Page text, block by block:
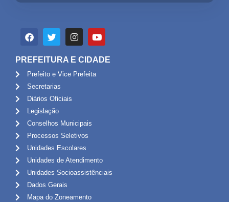
PREFEITURA E CIDADE
Prefeito e Vice Prefeita
Secretarias
Diários Oficiais
Legislação
Conselhos Municipais
Processos Seletivos
Unidades Escolares
Unidades de Atendimento
Unidades Socioassistênciais
Dados Gerais
Mapa do Zoneamento